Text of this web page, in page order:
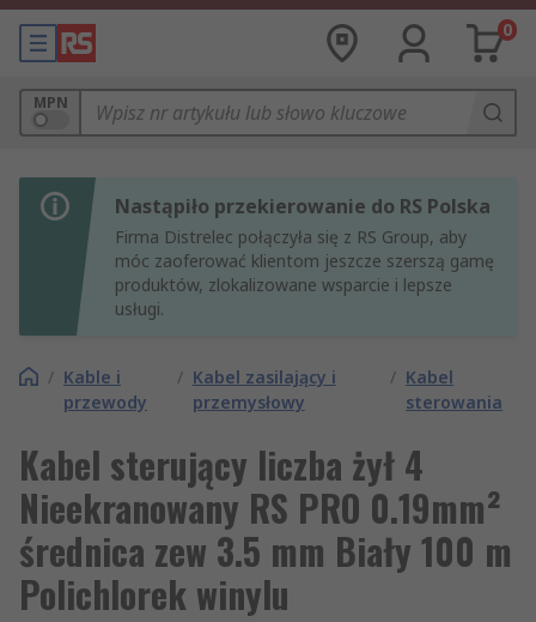
0
MPN
Nastąpiło przekierowanie do RS Polska
Firma Distrelec połączyła się z RS Group, aby
móc zaoferować klientom jeszcze szerszą gamę
produktów, zlokalizowane wsparcie i lepsze
usługi.
/ Kable i
przewody
/ Kabel zasilający i
przemysłowy
/ Kabel
sterowania
Kabel sterujący liczba żył 4
Nieekranowany RS PRO 0.19mm²
średnica zew 3.5 mm Biały 100 m
Polichlorek winylu